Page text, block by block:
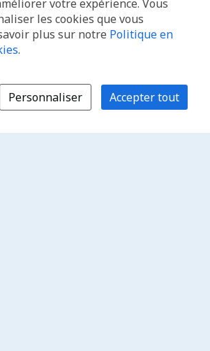
votre expérience. Vous
les cookies que vous
plus sur notre Politique en
.
Personnaliser Accepter tout